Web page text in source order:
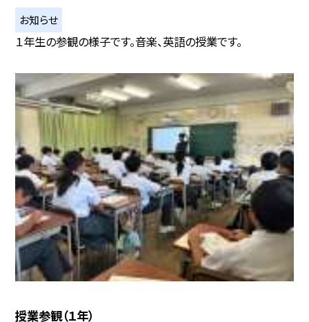
お知らせ
１年生の参観の様子です。音楽、英語の授業です。
授業参観（１年）